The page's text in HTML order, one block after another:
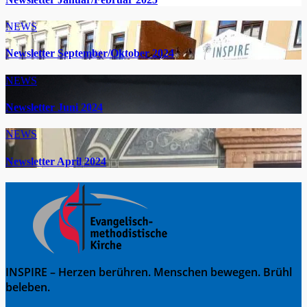
NEWS
Newsletter September/Oktober 2024
NEWS
Newsletter Juni 2024
NEWS
Newsletter April 2024
INSPIRE – Herzen berühren. Menschen bewegen. Brühl
beleben.